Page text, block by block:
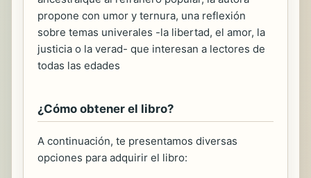
propone con umor y ternura, una reflexión
sobre temas univerales -la libertad, el amor, la
justicia o la verad- que interesan a lectores de
todas las edades
¿Cómo obtener el libro?
A continuación, te presentamos diversas
opciones para adquirir el libro: